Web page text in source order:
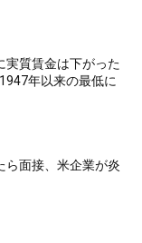
実質賃金は下がった
年以来の最低に
ら面接、米企業が炎